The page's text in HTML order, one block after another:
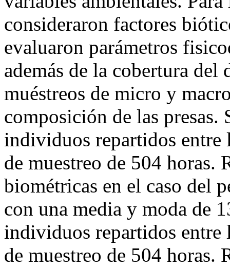
consideraron factores
evaluaron parámetros
además de la cobertura del
muéstreos de micro y
composición de las
individuos repartidos entre
de muestreo de 504 horas.
biométricas en el caso del
con una media y moda de
individuos repartidos entre
de muestreo de 504 horas.